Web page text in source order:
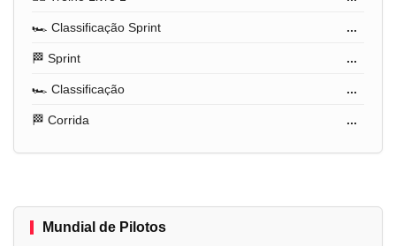
🏎️ Classificação Sprint ...
🏁 Sprint ...
🏎️ Classificação ...
🏁 Corrida ...
Mundial de Pilotos